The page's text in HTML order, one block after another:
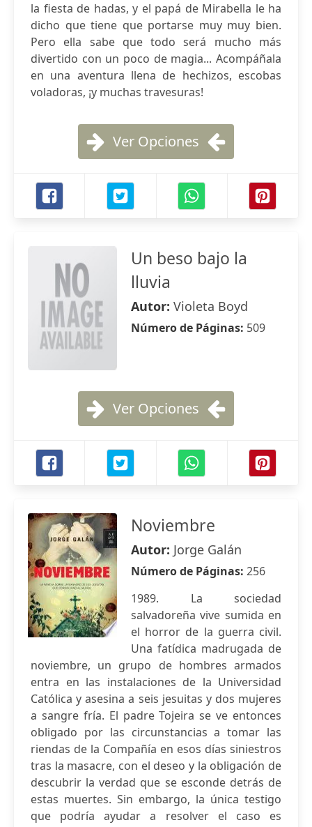
la fiesta de hadas, y el papá de Mirabella le ha
dicho que tiene que portarse muy muy bien.
Pero ella sabe que todo será mucho más
divertido con un poco de magia... Acompáñala
en una aventura llena de hechizos, escobas
voladoras, ¡y muchas travesuras!
Ver Opciones
Un beso bajo la
lluvia
Autor: Violeta Boyd
Número de Páginas: 509
Ver Opciones
Noviembre
Autor: Jorge Galán
Número de Páginas: 256
1989. La sociedad
salvadoreña vive sumida en
el horror de la guerra civil.
Una fatídica madrugada de
noviembre, un grupo de hombres armados
entra en las instalaciones de la Universidad
Católica y asesina a seis jesuitas y dos mujeres
a sangre fría. El padre Tojeira se ve entonces
obligado por las circunstancias a tomar las
riendas de la Compañía en esos días siniestros
tras la masacre, con el deseo y la obligación de
descubrir la verdad que se esconde detrás de
estas muertes. Sin embargo, la única testigo
que podría ayudar a resolver el caso es